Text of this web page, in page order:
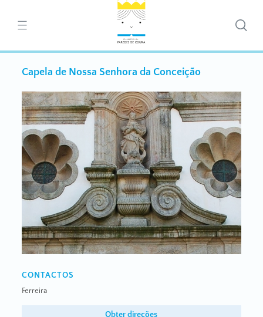
Capela de Nossa Senhora da Conceição
CONTACTOS
Ferreira
Obter direções